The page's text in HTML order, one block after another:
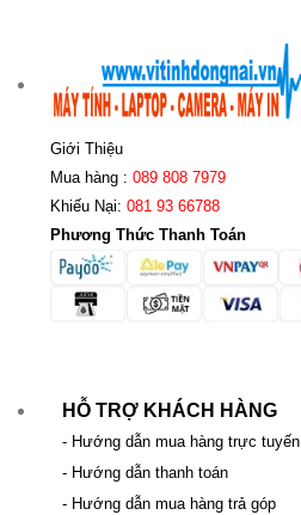
Giới Thiệu
Mua hàng : 089 808 7979
Khiếu Nại: 081 93 66788
Phương Thức Thanh Toán
HỖ TRỢ KHÁCH HÀNG
- Hướng dẫn mua hàng trực tuyến
- Hướng dẫn thanh toán
- Hướng dẫn mua hàng trả góp